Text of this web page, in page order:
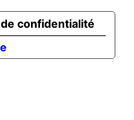
confidentialité